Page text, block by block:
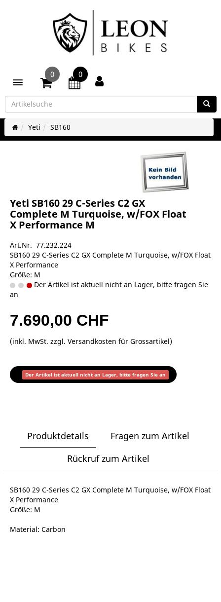
Toggle navigation
0 0
Yeti SB160
Yeti SB160 29 C-Series C2 GX
Complete M Turquoise, w/FOX Float
X Performance M
Art.Nr. 77.232.224
SB160 29 C-Series C2 GX Complete M Turquoise, w/FOX Float
X Performance
Größe: M
Der Artikel ist aktuell nicht an Lager, bitte fragen Sie
an
7.690,00 CHF
(inkl. MwSt. zzgl. Versandkosten für Grossartikel)
Der Artikel ist aktuell nicht an Lager, bitte fragen Sie an
Produktdetails
Fragen zum Artikel
Rückruf zum Artikel
SB160 29 C-Series C2 GX Complete M Turquoise, w/FOX Float
X Performance
Größe: M
Material: Carbon